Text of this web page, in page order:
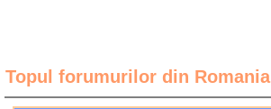
Topul forumurilor din Romania